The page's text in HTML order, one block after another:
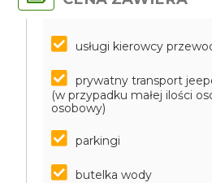
usługi kierowcy
prywatny transport
(w przypadku małej ilości
osobowy)
parkingi
butelka wody